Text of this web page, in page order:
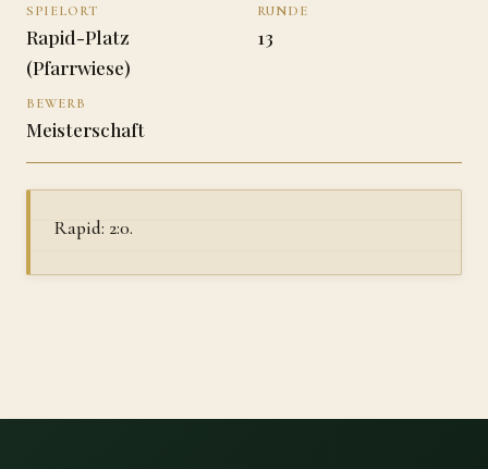
SPIELORT
Rapid-Platz
(Pfarrwiese)
RUNDE
13
BEWERB
Meisterschaft
Rapid: 2:0.